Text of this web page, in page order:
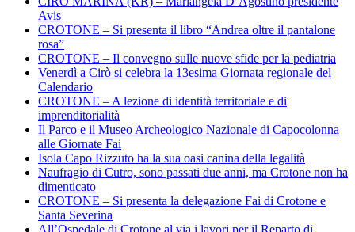
Avis
CROTONE – Si presenta il libro “Andrea oltre il pantalone
rosa”
CROTONE – Il convegno sulle nuove sfide per la pediatria
Venerdì a Cirò si celebra la 13esima Giornata regionale del
Calendario
CROTONE – A lezione di identità territoriale e di
imprenditorialità
Il Parco e il Museo Archeologico Nazionale di Capocolonna
alle Giornate Fai
Isola Capo Rizzuto ha la sua oasi canina della legalità
Naufragio di Cutro, sono passati due anni, ma Crotone non ha
dimenticato
CROTONE – Si presenta la delegazione Fai di Crotone e
Santa Severina
All’Ospedale di Crotone al via i lavori per il Reparto di